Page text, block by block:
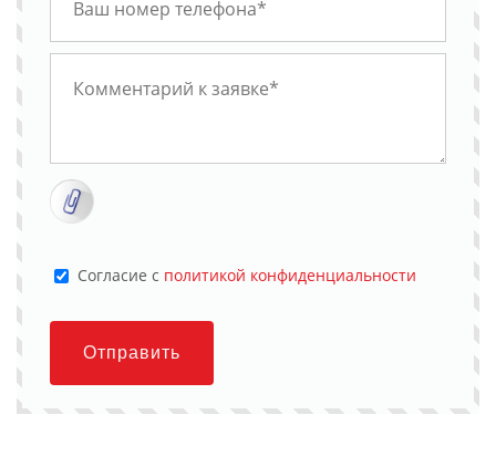
Cогласие с политикой конфиденциальности
Отправить